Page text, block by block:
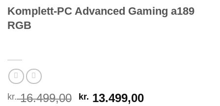
Komplett-PC Advanced Gaming a189
RGB
kr.16.499,00 Den
kr. 13.499,00Den